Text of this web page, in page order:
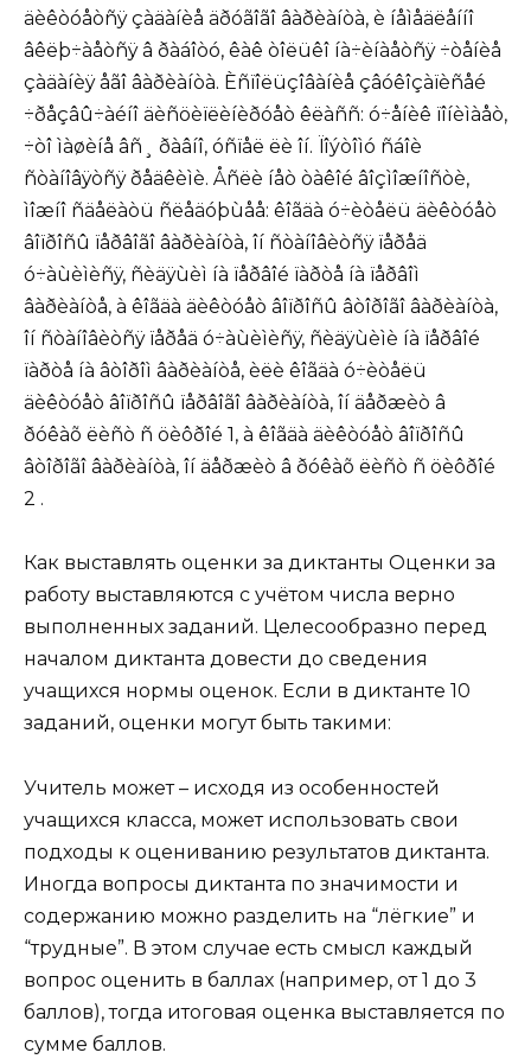
äèêòóåòñÿ çàäàíèå äðóãîãî âàðèàíòà, è íåìåäëåííî
âêëþ÷àåòñÿ â ðàáîòó, êàê òîëüêî íà÷èíàåòñÿ ÷òåíèå
çàäàíèÿ åãî âàðèàíòà. Èñïîëüçîâàíèå çâóêîçàïèñåé
÷ðåçâû÷àéíî äèñöèïëèíèðóåò êëàññ: ó÷åíèê ïîíèìàåò,
÷òî ìàøèíå âñ¸ ðàâíî, óñïåë ëè îí. Ïîýòîìó ñáîè
ñòàíîâÿòñÿ ðåäêèìè. Åñëè íåò òàêîé âîçìîæíîñòè,
ìîæíî ñäåëàòü ñëåäóþùåå: êîãäà ó÷èòåëü äèêòóåò
âîïðîñû ïåðâîãî âàðèàíòà, îí ñòàíîâèòñÿ ïåðåä
ó÷àùèìèñÿ, ñèäÿùèì íà ïåðâîé ïàðòå íà ïåðâîì
âàðèàíòå, à êîãäà äèêòóåò âîïðîñû âòîðîãî âàðèàíòà,
îí ñòàíîâèòñÿ ïåðåä ó÷àùèìèñÿ, ñèäÿùèìè íà ïåðâîé
ïàðòå íà âòîðîì âàðèàíòå, èëè êîãäà ó÷èòåëü
äèêòóåò âîïðîñû ïåðâîãî âàðèàíòà, îí äåðæèò â
ðóêàõ ëèñò ñ öèôðîé 1, à êîãäà äèêòóåò âîïðîñû
âòîðîãî âàðèàíòà, îí äåðæèò â ðóêàõ ëèñò ñ öèôðîé
2 .
Как выставлять оценки за диктанты Оценки за
работу выставляются с учётом числа верно
выполненных заданий. Целесообразно перед
началом диктанта довести до сведения
учащихся нормы оценок. Если в диктанте 10
заданий, оценки могут быть такими:
Учитель может – исходя из особенностей
учащихся класса, может использовать свои
подходы к оцениванию результатов диктанта.
Иногда вопросы диктанта по значимости и
содержанию можно разделить на “лёгкие” и
“трудные”. В этом случае есть смысл каждый
вопрос оценить в баллах (например, от 1 до 3
баллов), тогда итоговая оценка выставляется по
сумме баллов.